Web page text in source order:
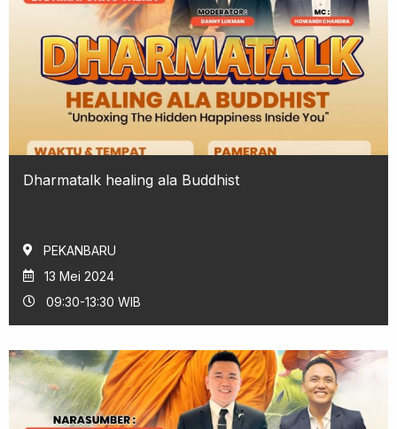
Dharmatalk healing ala Buddhist
PEKANBARU
13 Mei 2024
09:30-13:30 WIB